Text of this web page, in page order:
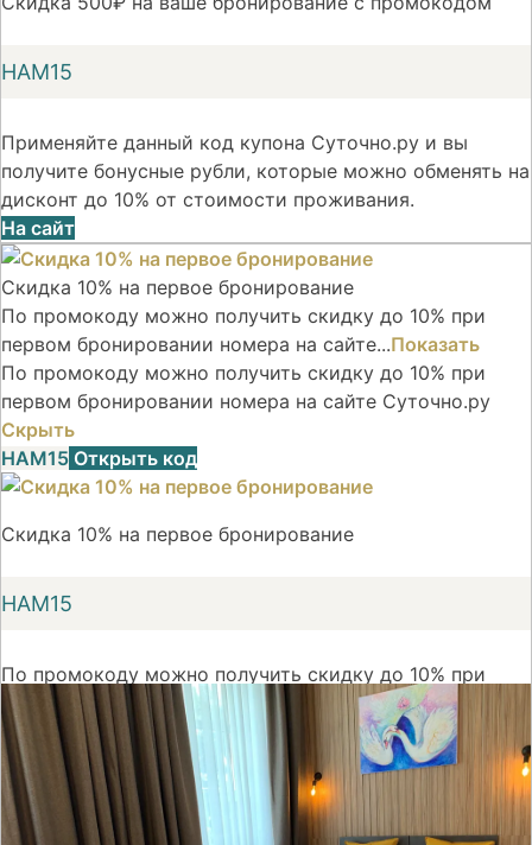
НАМ15
Применяйте данный код купона Суточно.ру и вы
получите бонусные рубли, которые можно обменять на
дисконт до 10% от стоимости проживания.
На сайт
Скидка 10% на первое бронирование
По промокоду можно получить скидку до 10% при
первом бронировании номера на сайте...Показать
По промокоду можно получить скидку до 10% при
первом бронировании номера на сайте Суточно.ру
Скрыть
НАМ15 Открыть код
Скидка 10% на первое бронирование
НАМ15
По промокоду можно получить скидку до 10% при
первом бронировании номера на сайте Суточно.ру
На сайт